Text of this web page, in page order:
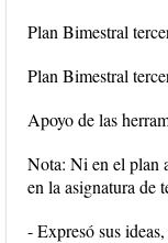
Plan Bimestral
Plan Bimestral
Apoyo de las
Nota: Ni en el plan
en la asignatura de
- Expresó sus